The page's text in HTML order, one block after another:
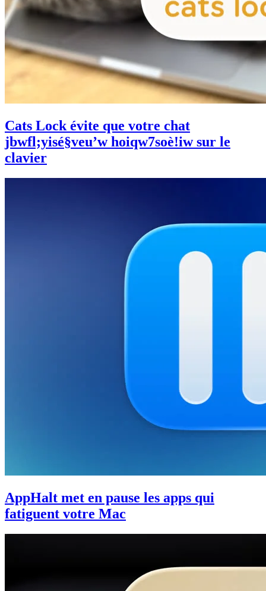
Cats Lock évite que votre chat
jbwfl;yisé§veu’w hoiqw7soè!iw sur le
clavier
AppHalt met en pause les apps qui
fatiguent votre Mac